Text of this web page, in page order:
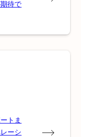
待で
トま
ーシ